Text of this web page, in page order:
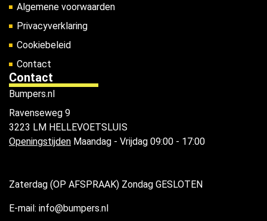
Algemene voorwaarden
Privacyverklaring
Cookiebeleid
Contact
Contact
Bumpers.nl
Ravenseweg 9
3223 LM HELLEVOETSLUIS
Openingstijden Maandag - Vrijdag 09:00 - 17:00
Zaterdag (OP AFSPRAAK) Zondag GESLOTEN
E-mail: info@bumpers.nl